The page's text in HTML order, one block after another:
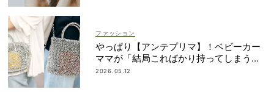
ファッション
やっぱり【アンテプリマ】！ベビーカー
ママが「結局こればかり持ってしまう」
納得の理由
2026.05.12